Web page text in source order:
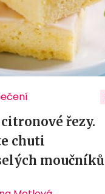
citronové řezy.
chuti
moučníků